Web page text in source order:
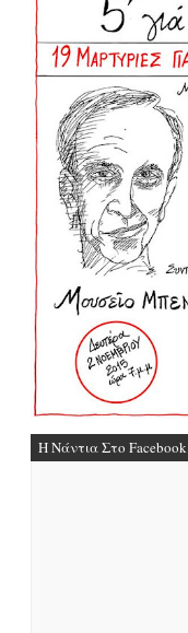
Η Νάντια Στο Facebook